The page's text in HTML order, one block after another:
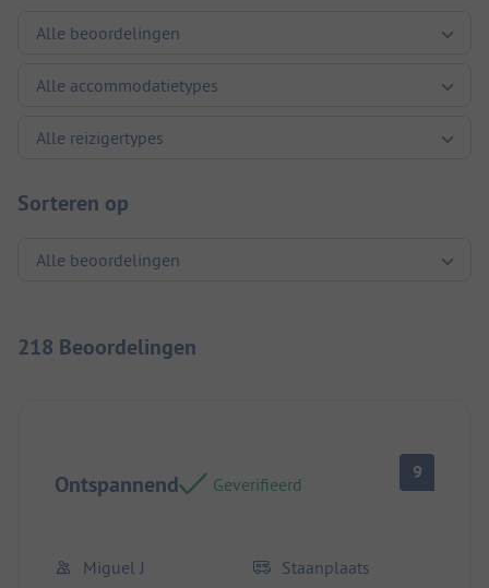
Sorteren op
218 Beoordelingen
Ontspannend Geverifieerd
9
Miguel J Staanplaats